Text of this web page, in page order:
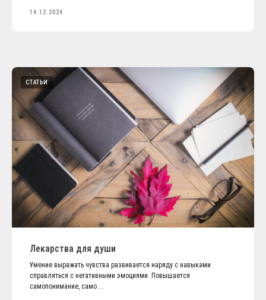
14.12.2024
СТАТЬИ
Лекарства для души
Умение выражать чувства развивается наряду с навыками
справляться с негативными эмоциями. Повышается
самопонимание, само ...